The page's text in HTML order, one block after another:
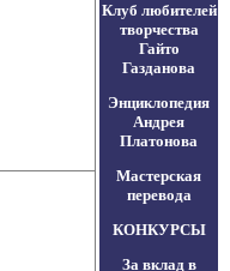
Клуб любителей
творчества
Гайто
Газданова
Энциклопедия
Андрея
Платонова
Мастерская
перевода
КОНКУРСЫ
За вклад в